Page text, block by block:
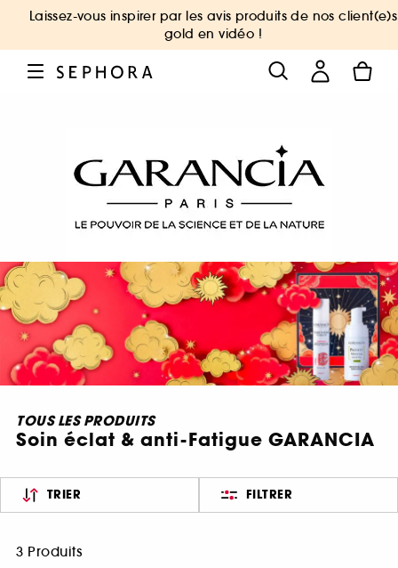
Laissez-vous inspirer par les avis produits de nos client(e)s
gold en vidéo !
TOUS LES PRODUITS
Soin éclat & anti-Fatigue GARANCIA
TRIER FILTRER
3 Produits